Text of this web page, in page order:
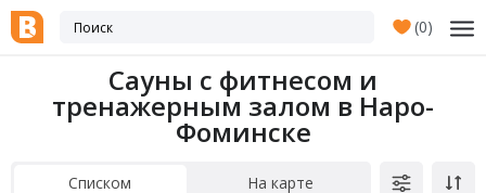
(0)
Сауны с фитнесом и
тренажерным залом в Наро-
Фоминске
Списком На карте